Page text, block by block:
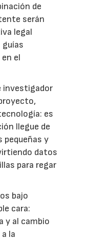
de
serán
legal
guías
el
investigador
es
llegue de
pequeñas y
datos
para regar
bajo
cara:
y al cambio
la